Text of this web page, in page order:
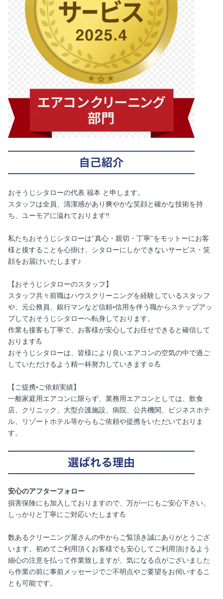
おそうじシタローの代表 福本 と申します。
スタッフは全員、清潔感があり爽やかな笑顔と確かな技術を持
ち、ユーモアに溢れております‼︎
私たちおそうじシタローは"真心・親切・丁寧"をモットーにお客
様と接することを心掛け、シタローにしかできないサービス・笑
顔をお届けいたします♪
【おそうじシタローのスタッフ】
スタッフ共々前職はハウスクリーニングを経験しているスタッフ
や、元公務員、銀行マンなど信頼•信用を伴う職からステップアッ
プしておそうじシタローへ転身しております。
作業も接客も丁寧で、お客様が安心してお任せできると確信して
おります💪
おそうじシタローは、皆様により良いエアコンの空気の中で過ご
していただけるよう精一杯努力していきます☺️💪
【ご提携•ご依頼実績】
一般家庭用エアコンに限らず、業務用エアコンとしては、飲食
店、クリニック、大型介護施設、病院、公共機関、ビジネスホテ
ル、リゾートホテル等からもご依頼や提携をいただいておりま
す。
安心のアフターフォロー
損害保険にも加入しておりますので、万が一にもご安心下さい。
しっかりと丁寧にご対応いたします💪
数あるクリーニング屋さんの中からご覧頂き誠にありがとうござ
います。初めてご利用頂くお客様でも安心してご利用頂けるよう
細心の注意を払って作業致しますが、気になる点がございました
ら作業の前に事前メッセージでご不明点やご要望をお伺いするこ
とも可能です。